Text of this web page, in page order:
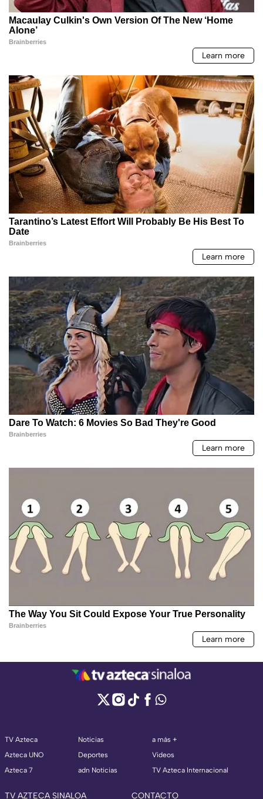
TV Azteca
Azteca UNO
Azteca 7
Noticias
Deportes
adn Noticias
a más +
Videos
TV Azteca Internacional
TV AZTECA SINALOA CONTACTO